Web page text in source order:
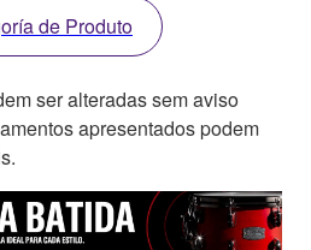
de Produto
ser alteradas sem aviso
apresentados podem